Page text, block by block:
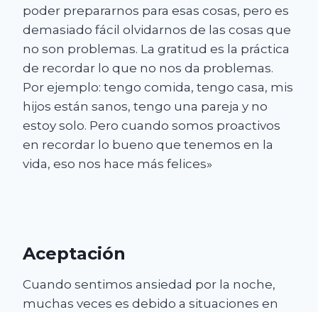
poder prepararnos para esas cosas, pero es
demasiado fácil olvidarnos de las cosas que
no son problemas. La gratitud es la práctica
de recordar lo que no nos da problemas.
Por ejemplo: tengo comida, tengo casa, mis
hijos están sanos, tengo una pareja y no
estoy solo. Pero cuando somos proactivos
en recordar lo bueno que tenemos en la
vida, eso nos hace más felices»
Aceptación
Cuando sentimos ansiedad por la noche,
muchas veces es debido a situaciones en